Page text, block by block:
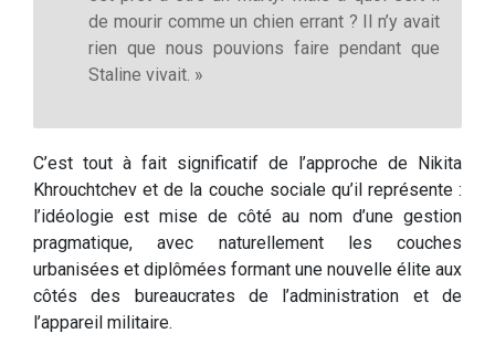
de mourir comme un chien errant ? Il n’y avait
rien que nous pouvions faire pendant que
Staline vivait. »
C’est tout à fait significatif de l’approche de Nikita
Khrouchtchev et de la couche sociale qu’il représente :
l’idéologie est mise de côté au nom d’une gestion
pragmatique, avec naturellement les couches
urbanisées et diplômées formant une nouvelle élite aux
côtés des bureaucrates de l’administration et de
l’appareil militaire.